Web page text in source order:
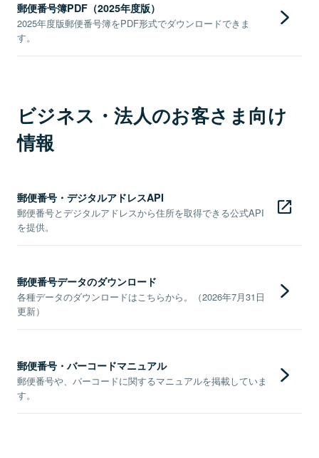
郵便番号簿PDF（2025年度版）
2025年度版郵便番号簿をPDF形式でダウンロードできま
す。
ビジネス・法人のお客さま向け
情報
郵便番号・デジタルアドレスAPI
郵便番号とデジタルアドレスから住所を取得できる公式API
を提供。
郵便番号データのダウンロード
各種データのダウンロードはこちらから。（2026年7月31日
更新）
郵便番号・バーコードマニュアル
郵便番号や、バーコードに関するマニュアルを掲載していま
す。